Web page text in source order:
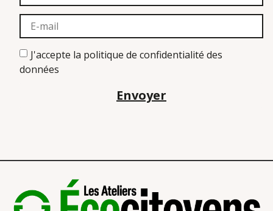
J'accepte la politique de confidentialité des
données
Envoyer